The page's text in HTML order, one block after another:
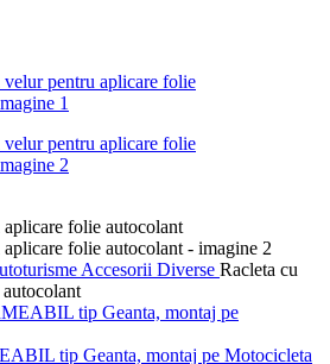
Accesorii Diverse Racleta cu
tip Geanta, montaj pe Motocicleta